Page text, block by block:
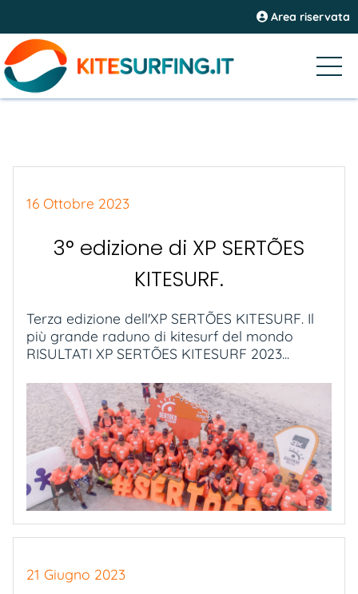
Area riservata
16 Ottobre 2023
3° edizione di XP SERTÕES
KITESURF.
Terza edizione dell'XP SERTÕES KITESURF. Il
più grande raduno di kitesurf del mondo
RISULTATI XP SERTÕES KITESURF 2023...
21 Giugno 2023